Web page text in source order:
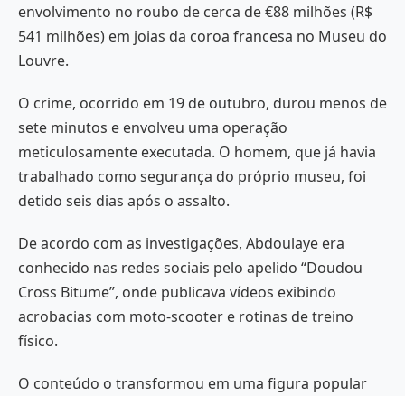
envolvimento no roubo de cerca de €88 milhões (R$
541 milhões) em joias da coroa francesa no Museu do
Louvre.
O crime, ocorrido em 19 de outubro, durou menos de
sete minutos e envolveu uma operação
meticulosamente executada. O homem, que já havia
trabalhado como segurança do próprio museu, foi
detido seis dias após o assalto.
De acordo com as investigações, Abdoulaye era
conhecido nas redes sociais pelo apelido “Doudou
Cross Bitume”, onde publicava vídeos exibindo
acrobacias com moto-scooter e rotinas de treino
físico.
O conteúdo o transformou em uma figura popular